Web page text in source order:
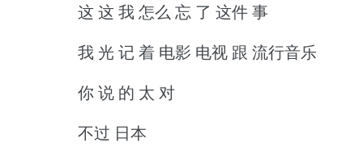
这 这 我 怎么 忘 了 这件 事
我 光 记 着 电影 电视 跟 流行音乐
你 说 的 太 对
不过 日本